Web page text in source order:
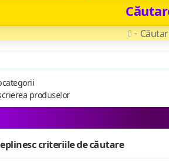
produselor
criteriile de căutare